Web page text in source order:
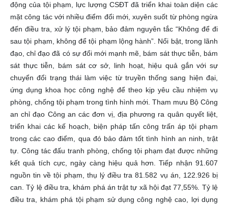
động của tội phạm, lực lượng CSĐT đã triển khai toàn diện các
mặt công tác với nhiều điểm đổi mới, xuyên suốt từ phòng ngừa
đến điều tra, xử lý tội phạm, bảo đảm nguyên tắc “Không để đi
sau tội phạm, không để tội phạm lộng hành”. Nổi bật, trong lãnh
đạo, chỉ đạo đã có sự đổi mới mạnh mẽ, bám sát thực tiễn, bám
sát thực tiễn, bám sát cơ sở, linh hoạt, hiệu quả gắn với sự
chuyển đổi trạng thái làm việc từ truyền thống sang hiện đại,
ứng dụng khoa học công nghệ để theo kịp yêu cầu nhiệm vụ
phòng, chống tội phạm trong tình hình mới. Tham mưu Bộ Công
an chỉ đạo Công an các đơn vị, địa phương ra quân quyết liệt,
triển khai các kế hoạch, biện pháp tấn công trấn áp tội phạm
trong các cao điểm, qua đó bảo đảm tốt tình hình an ninh, trật
tự. Công tác đấu tranh phòng, chống tội phạm đạt được những
kết quả tích cực, ngày càng hiệu quả hơn. Tiếp nhận 91.607
nguồn tin về tội phạm, thụ lý điều tra 81.582 vụ án, 122.926 bị
can. Tỷ lệ điều tra, khám phá án trật tự xã hội đạt 77,55%. Tỷ lệ
điều tra, khám phá tội phạm sử dụng công nghệ cao, lợi dụng